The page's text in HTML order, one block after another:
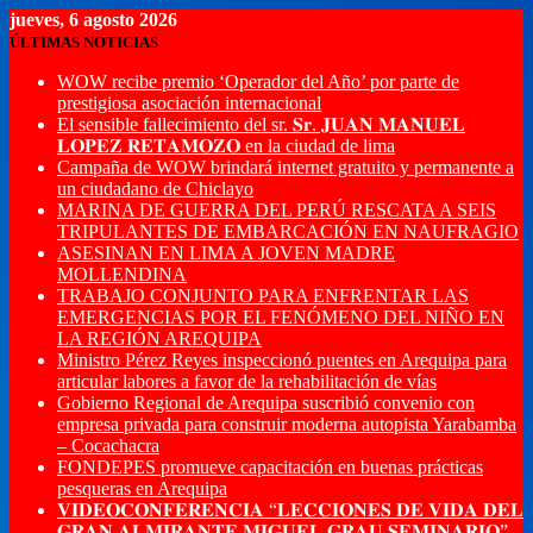
jueves, 6 agosto 2026
ÚLTIMAS NOTICIAS
WOW recibe premio ‘Operador del Año’ por parte de
prestigiosa asociación internacional
El sensible fallecimiento del sr. 𝐒𝐫. 𝐉𝐔𝐀𝐍 𝐌𝐀𝐍𝐔𝐄𝐋
𝐋𝐎𝐏𝐄𝐙 𝐑𝐄𝐓𝐀𝐌𝐎𝐙𝐎 en la ciudad de lima
Campaña de WOW brindará internet gratuito y permanente a
un ciudadano de Chiclayo
MARINA DE GUERRA DEL PERÚ RESCATA A SEIS
TRIPULANTES DE EMBARCACIÓN EN NAUFRAGIO
ASESINAN EN LIMA A JOVEN MADRE
MOLLENDINA
TRABAJO CONJUNTO PARA ENFRENTAR LAS
EMERGENCIAS POR EL FENÓMENO DEL NIÑO EN
LA REGIÓN AREQUIPA
Ministro Pérez Reyes inspeccionó puentes en Arequipa para
articular labores a favor de la rehabilitación de vías
Gobierno Regional de Arequipa suscribió convenio con
empresa privada para construir moderna autopista Yarabamba
– Cocachacra
FONDEPES promueve capacitación en buenas prácticas
pesqueras en Arequipa
𝐕𝐈𝐃𝐄𝐎𝐂𝐎𝐍𝐅𝐄𝐑𝐄𝐍𝐂𝐈𝐀 “𝐋𝐄𝐂𝐂𝐈𝐎𝐍𝐄𝐒 𝐃𝐄 𝐕𝐈𝐃𝐀 𝐃𝐄𝐋